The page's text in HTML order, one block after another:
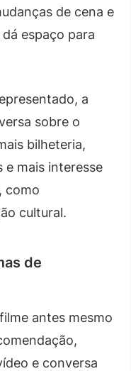
de cena e
espaço para
a
sobre o
bilheteria,
e mais interesse
como
cultural.
de
antes mesmo
e conversa